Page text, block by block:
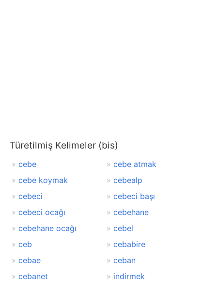
Türetilmiş Kelimeler (bis)
cebe
cebe atmak
cebe koymak
cebealp
cebeci
cebeci başı
cebeci ocağı
cebehane
cebehane ocağı
cebel
ceb
cebabire
cebae
ceban
cebanet
indirmek